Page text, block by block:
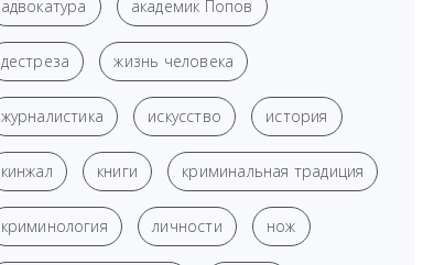
адвокатура академик Попов
дестреза жизнь человека
журналистика искусство история
кинжал книги криминальная традиция
криминология личности нож